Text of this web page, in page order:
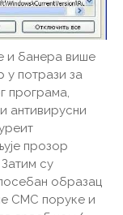
и банера више
у потрази за
програма,
антивирусни
прозор
Затим су
образац
СМС поруке и